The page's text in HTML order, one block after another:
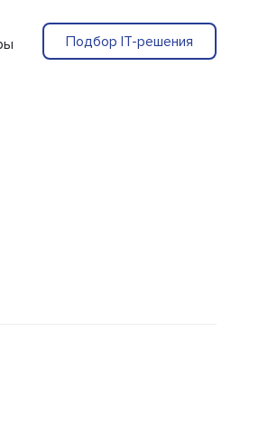
Подбор IT-решения